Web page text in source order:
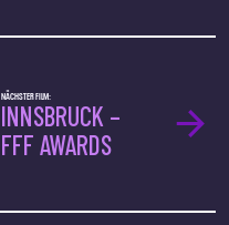
NÄCHSTER FILM:
INNSBRUCK –
FFF AWARDS